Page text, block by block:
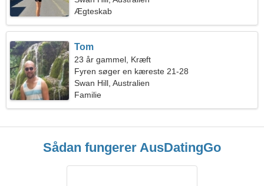
Ægteskab
Tom
23 år gammel, Kræft
Fyren søger en kæreste 21-28
Swan Hill, Australien
Familie
Sådan fungerer AusDatingGo